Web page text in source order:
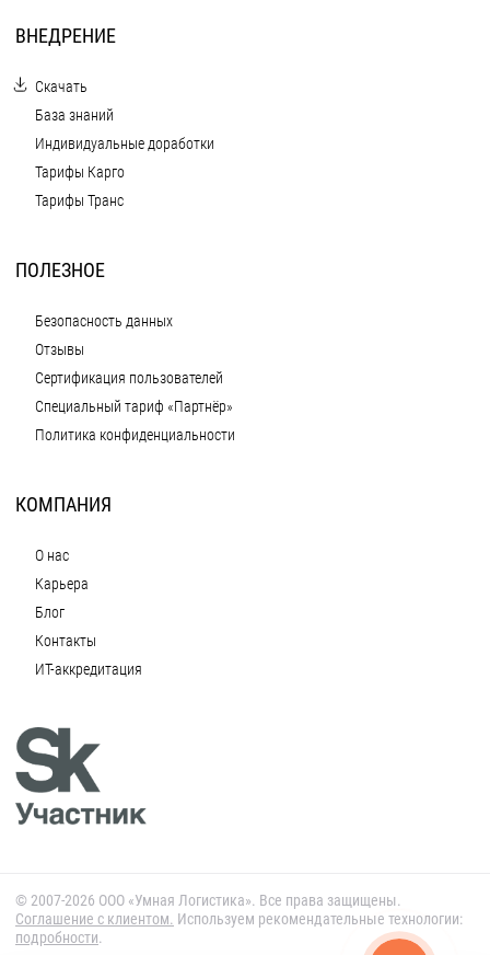
ВНЕДРЕНИЕ
Скачать
База знаний
Индивидуальные доработки
Тарифы Карго
Тарифы Транс
ПОЛЕЗНОЕ
Безопасность данных
Отзывы
Сертификация пользователей
Специальный тариф «Партнёр»
Политика конфиденциальности
КОМПАНИЯ
О нас
Карьера
Блог
Контакты
ИТ-аккредитация
© 2007-2026 ООО «Умная Логистика». Все права защищены.
Cоглашение с клиентом. Используем рекомендательные технологии:
подробности.